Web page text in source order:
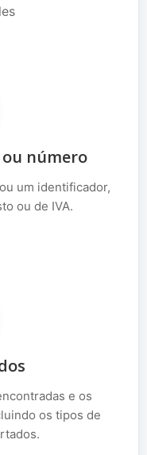
número
um identificador,
ou de IVA.
e os
os tipos de